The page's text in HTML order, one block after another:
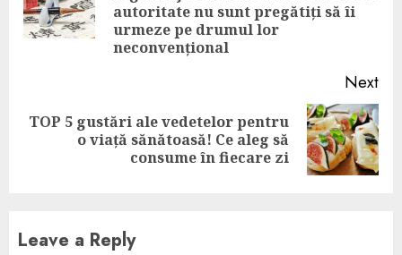
autoritate nu sunt pregătiți să îi
urmeze pe drumul lor
neconvențional
Next
Next
TOP 5 gustări ale vedetelor pentru
o viață sănătoasă! Ce aleg să
consume în fiecare zi
Leave a Reply